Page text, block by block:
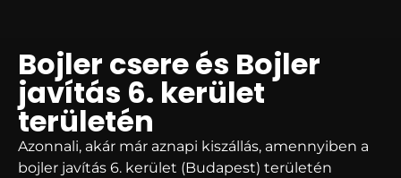
Bojler csere és Bojler
javítás 6. kerület
területén
Azonnali, akár már aznapi kiszállás, amennyiben a
bojler javítás 6. kerület (Budapest) területén